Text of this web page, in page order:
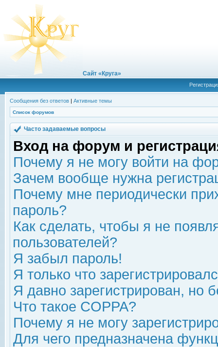
Сайт «Круга»
Сообщения без ответов | Активные темы
Список форумов
Часто задаваемые вопросы
Вход на форум и
Почему я не могу войти на
Зачем вообще нужна
Почему мне периодически
пароль?
Как сделать, чтобы я не
пользователей?
Я забыл пароль!
Я только что
Я давно зарегистрирован, но
Что такое COPPA?
Почему я не могу
Для чего предназначена